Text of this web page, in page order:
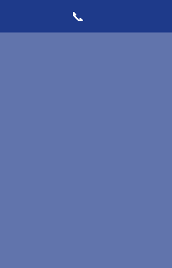
📞